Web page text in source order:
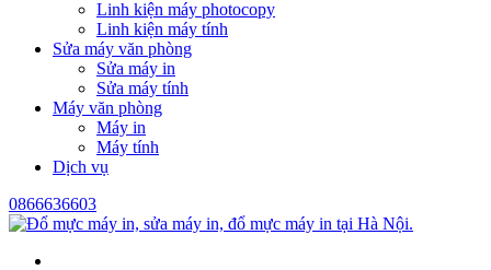
Linh kiện máy photocopy
Linh kiện máy tính
Sửa máy văn phòng
Sửa máy in
Sửa máy tính
Máy văn phòng
Máy in
Máy tính
Dịch vụ
0866636603